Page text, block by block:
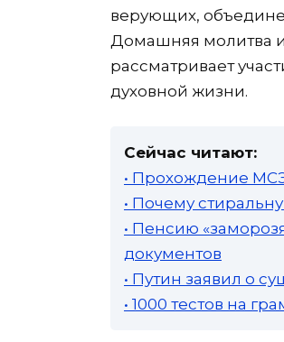
верующих,
Домашняя молитва
рассматривает
духовной жизни.
Сейчас читают:
• Прохождение
• Почему
• Пенсию
документов
• Путин заявил о
• 1000 тестов на